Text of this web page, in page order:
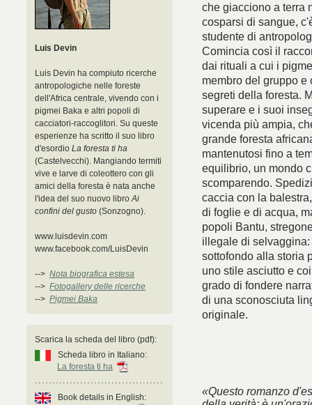
Luis Devin
Luis Devin ha compiuto ricerche
antropologiche nelle foreste
dell'Africa centrale, vivendo con i
pigmei Baka e altri popoli di
cacciatori-raccoglitori. Su queste
esperienze ha scritto il suo libro
d'esordio La foresta ti ha
(Castelvecchi). Mangiando termiti
vive e larve di coleottero con gli
amici della foresta è nata anche
l'idea del suo nuovo libroAi
confini del gusto (Sonzogno).
www.luisdevin.com
www.facebook.com/LuisDevin
--> Nota biografica estesa
--> Fotogallery delle ricerche
--> Pigmei Baka
Scarica la scheda del libro (pdf):
Scheda libro in Italiano:
La foresta ti ha
Book details in English:
che giacciono a terra
cosparsi di sangue,
studente di
Comincia così il
dai rituali a cui i
membro del gruppo
segreti della foresta.
superare e i suoi
vicenda più ampia,
grande foresta
mantenutosi fino a
equilibrio, un mondo
scomparendo.
caccia con la
di foglie e di acqua,
popoli Bantu,
illegale di
sottofondo alla storia
uno stile asciutto e
grado di fondere
di una sconosciuta
originale.
«Questo romanzo